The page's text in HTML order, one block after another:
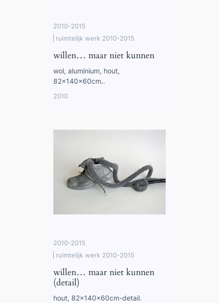
2010-2015
ruimtelijk werk 2010-2015
willen… maar niet kunnen
wol, aluminium, hout,
82x140x60cm..
2010
2010-2015
ruimtelijk werk 2010-2015
willen… maar niet kunnen
(detail)
hout, 82x140x60cm-detail.